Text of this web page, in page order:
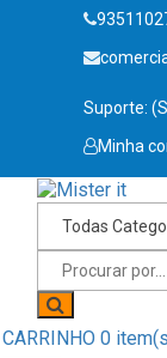
Suporte:
Minha
CARRINHO 0